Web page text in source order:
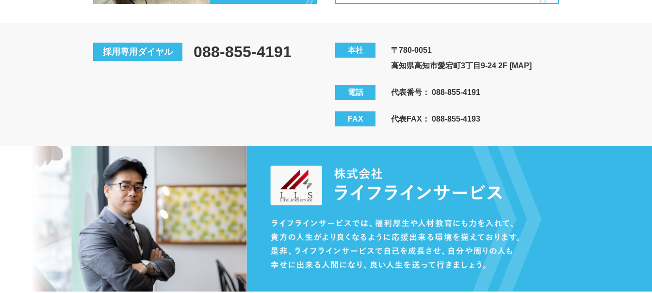
採用専用ダイヤル 088-855-4191 本社
〒780-0051
高知県高知市愛宕町3丁目9-24 2F [MAP]
電話 代表番号：088-855-4191
FAX 代表FAX： 088-855-4193